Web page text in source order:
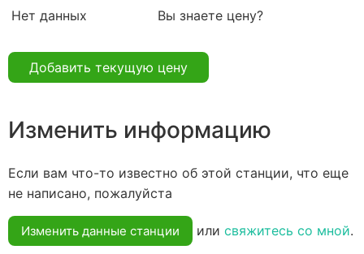
Нет данных Вы знаете цену?
Добавить текущую цену
Изменить информацию
Если вам что-то известно об этой станции, что еще
не написано, пожалуйста
Изменить данные станции или свяжитесь со мной.